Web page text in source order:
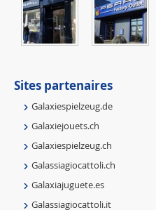
Sites partenaires
Galaxiespielzeug.de
Galaxiejouets.ch
Galaxiespielzeug.ch
Galassiagiocattoli.ch
Galaxiajuguete.es
Galassiagiocattoli.it